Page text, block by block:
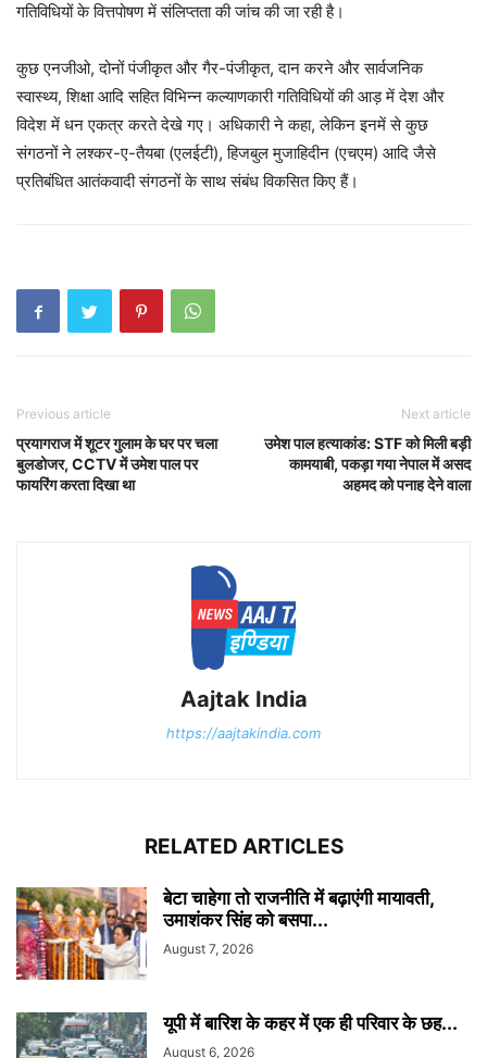
गतिविधियों के वित्तपोषण में संलिप्तता की जांच की जा रही है।
कुछ एनजीओ, दोनों पंजीकृत और गैर-पंजीकृत, दान करने और सार्वजनिक
स्वास्थ्य, शिक्षा आदि सहित विभिन्न कल्याणकारी गतिविधियों की आड़ में देश और
विदेश में धन एकत्र करते देखे गए। अधिकारी ने कहा, लेकिन इनमें से कुछ
संगठनों ने लश्कर-ए-तैयबा (एलईटी), हिजबुल मुजाहिदीन (एचएम) आदि जैसे
प्रतिबंधित आतंकवादी संगठनों के साथ संबंध विकसित किए हैं।
Previous article
प्रयागराज में शूटर गुलाम के घर पर चला
बुलडोजर, CCTV में उमेश पाल पर
फायरिंग करता दिखा था
Next article
उमेश पाल हत्याकांड: STF को मिली बड़ी
कामयाबी, पकड़ा गया नेपाल में असद
अहमद को पनाह देने वाला
Aajtak India
https://aajtakindia.com
RELATED ARTICLES
बेटा चाहेगा तो राजनीति में बढ़ाएंगी मायावती,
उमाशंकर सिंह को बसपा...
August 7, 2026
यूपी में बारिश के कहर में एक ही परिवार के छह...
August 6, 2026